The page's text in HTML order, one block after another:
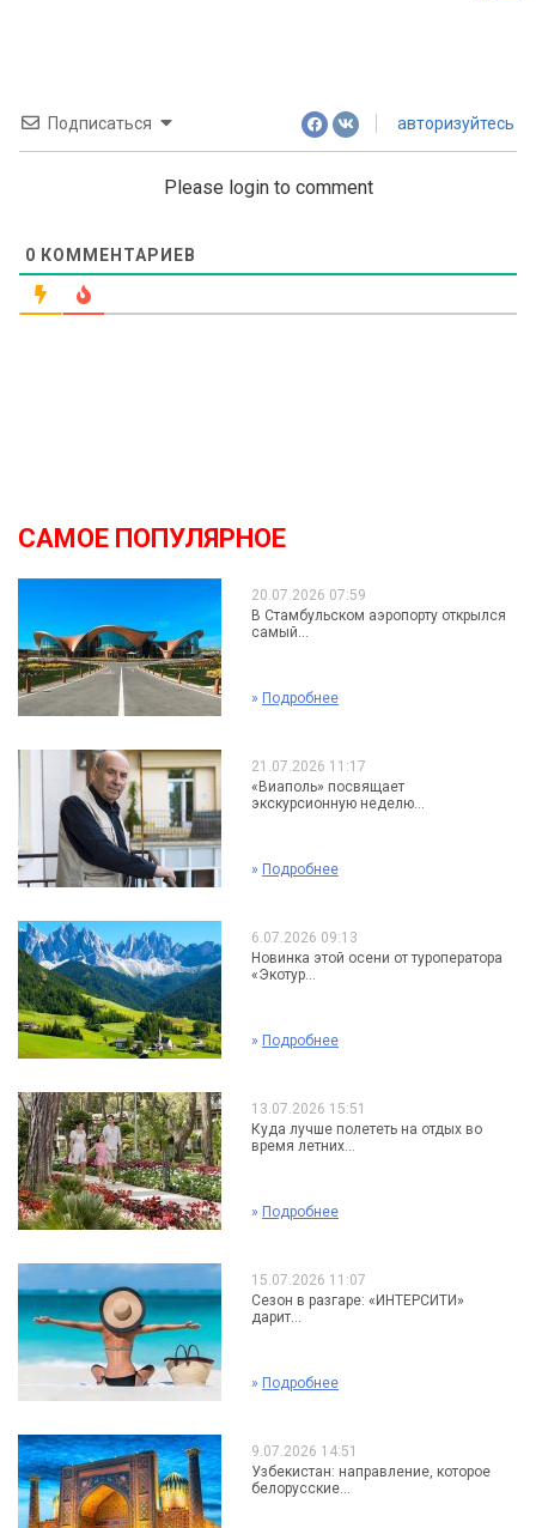
Подписаться авторизуйтесь
Please login to comment
0 КОММЕНТАРИЕВ
САМОЕ ПОПУЛЯРНОЕ
20.07.2026 07:59
В Стамбульском аэропорту открылся
самый...
» Подробнее
21.07.2026 11:17
«Виаполь» посвящает
экскурсионную неделю...
» Подробнее
6.07.2026 09:13
Новинка этой осени от туроператора
«Экотур...
» Подробнее
13.07.2026 15:51
Куда лучше полететь на отдых во
время летних...
» Подробнее
15.07.2026 11:07
Сезон в разгаре: «ИНТЕРСИТИ»
дарит...
» Подробнее
9.07.2026 14:51
Узбекистан: направление, которое
белорусские...